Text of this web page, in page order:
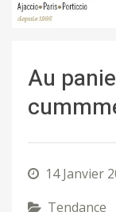
Au
14 Janvier
Tendance